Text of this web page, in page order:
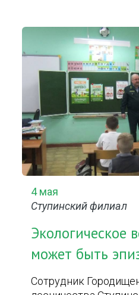
4 мая
Ступинский филиал
Экологическое
может быть
Сотрудник